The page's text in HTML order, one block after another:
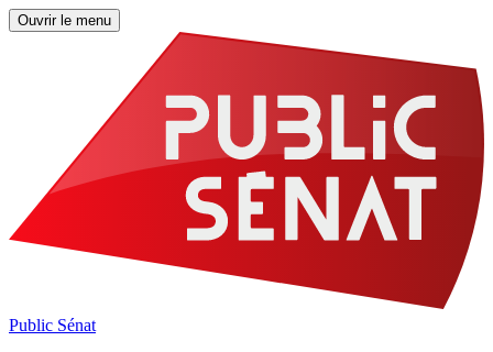
Ouvrir le menu
Public Sénat